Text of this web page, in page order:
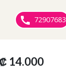
72907683
₡ 14.000